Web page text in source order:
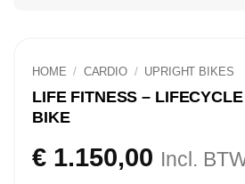
HOME / CARDIO / UPRIGHT BIKES
LIFE FITNESS –
BIKE
€1.150,00 Incl.